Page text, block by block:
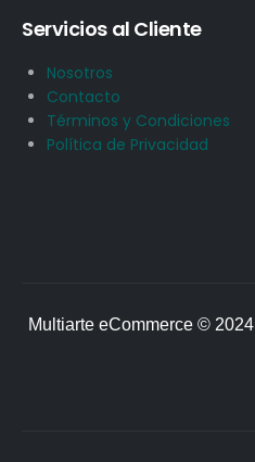
Servicios al Cliente
Nosotros
Contacto
Términos y Condiciones
Política de Privacidad
Multiarte eCommerce © 2024 |